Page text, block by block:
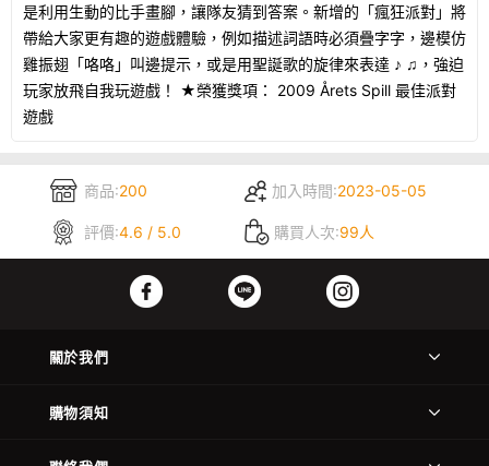
是利用生動的比手畫腳，讓隊友猜到答案。新增的「瘋狂派對」將
帶給大家更有趣的遊戲體驗，例如描述詞語時必須疊字字，邊模仿
雞振翅「咯咯」叫邊提示，或是用聖誕歌的旋律來表達 ♪ ♫，強迫
玩家放飛自我玩遊戲！ ★榮獲獎項： 2009 Årets Spill 最佳派對
遊戲
商品:200 加入時間:2023-05-05
評價:4.6 / 5.0 購買人次:99人
關於我們
購物須知